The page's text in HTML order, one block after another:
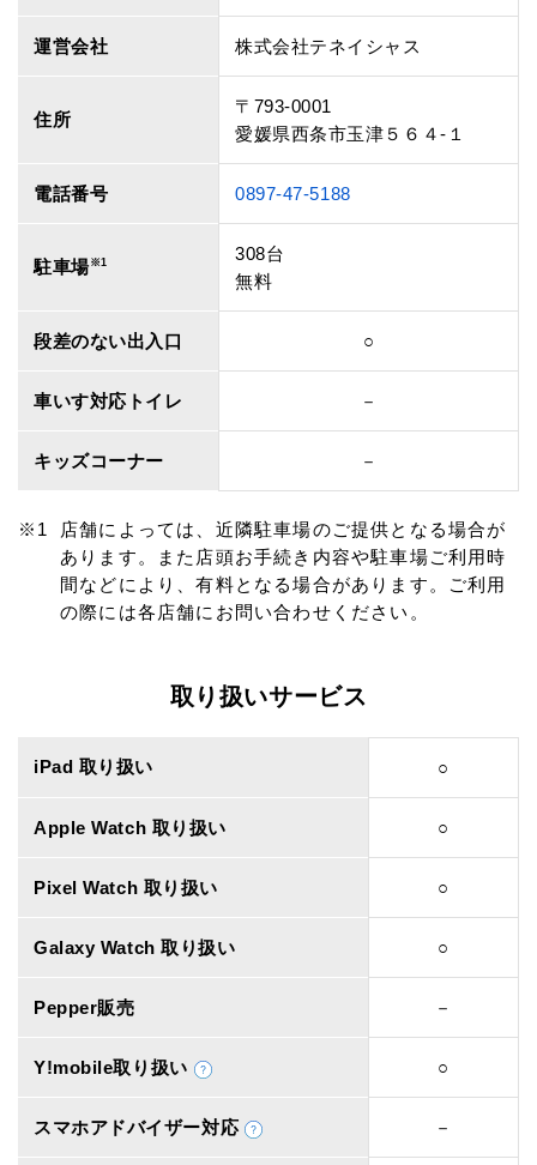
運営会社 株式会社テネイシャス
住所
〒793-0001
愛媛県西条市玉津５６４‐１
電話番号 0897-47-5188
駐車場※1
308台
無料
段差のない出入口 ○
車いす対応トイレ －
キッズコーナー －
店舗によっては、近隣駐車場のご提供となる場合が
あります。また店頭お手続き内容や駐車場ご利用時
間などにより、有料となる場合があります。ご利用
の際には各店舗にお問い合わせください。
取り扱いサービス
iPad 取り扱い ○
Apple Watch 取り扱い ○
Pixel Watch 取り扱い ○
Galaxy Watch 取り扱い ○
Pepper販売 －
Y!mobile取り扱い ○
スマホアドバイザー対応 －